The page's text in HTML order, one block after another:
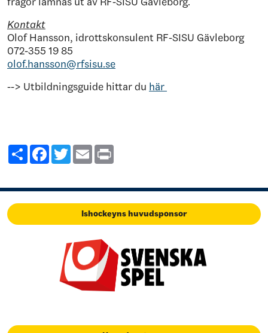
Kontakt
Olof Hansson, idrottskonsulent RF-SISU Gävleborg
072-355 19 85
olof.hansson@rfsisu.se
--> Utbildningsguide hittar du här
ShareFacebook
TwitterEmail
Ishockeyns huvudsponsor